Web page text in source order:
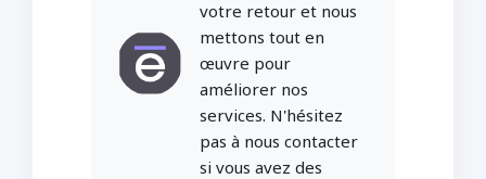
votre retour et nous
mettons tout en
œuvre pour
améliorer nos
services. N'hésitez
pas à nous contacter
si vous avez des